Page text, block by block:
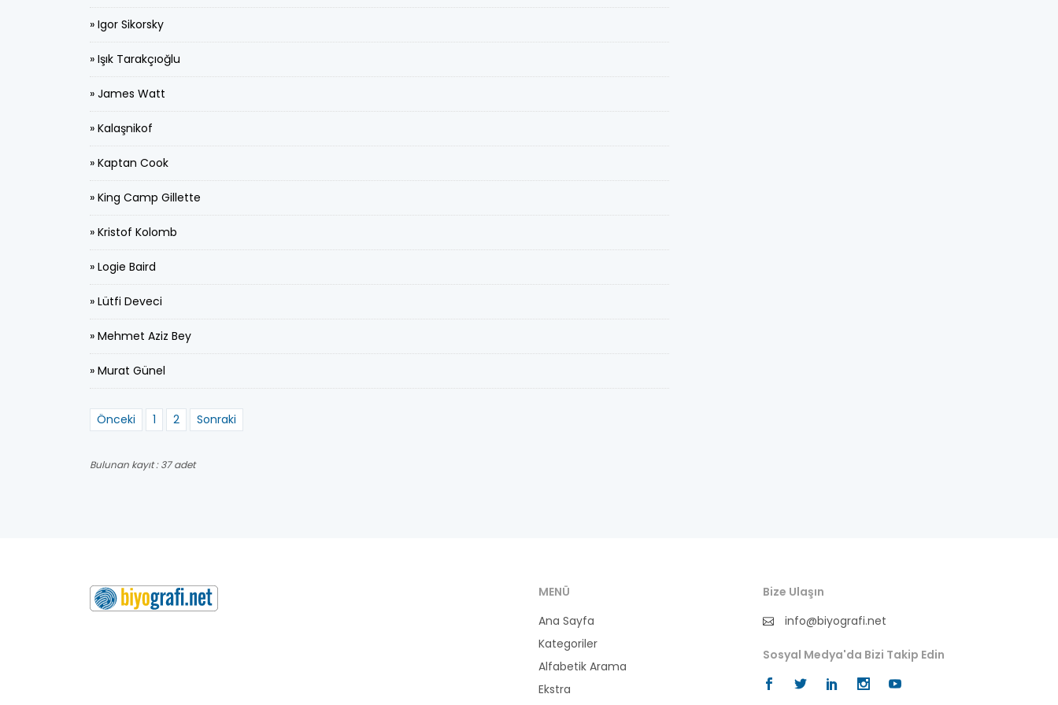
» Igor Sikorsky
» Işık Tarakçıoğlu
» James Watt
» Kalaşnikof
» Kaptan Cook
» King Camp Gillette
» Kristof Kolomb
» Logie Baird
» Lütfi Deveci
» Mehmet Aziz Bey
» Murat Günel
Önceki 1 2 Sonraki
Bulunan kayıt : 37 adet
MENÜ
Ana Sayfa
Kategoriler
Alfabetik Arama
Ekstra
Bize Ulaşın
info@biyografi.net
Sosyal Medya'da Bizi Takip Edin